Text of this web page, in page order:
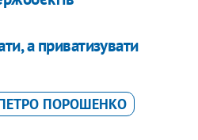
а приватизувати
ПОРОШЕНКО